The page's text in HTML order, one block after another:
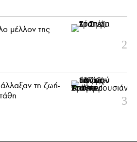
μέλλον της
τη ζωή-